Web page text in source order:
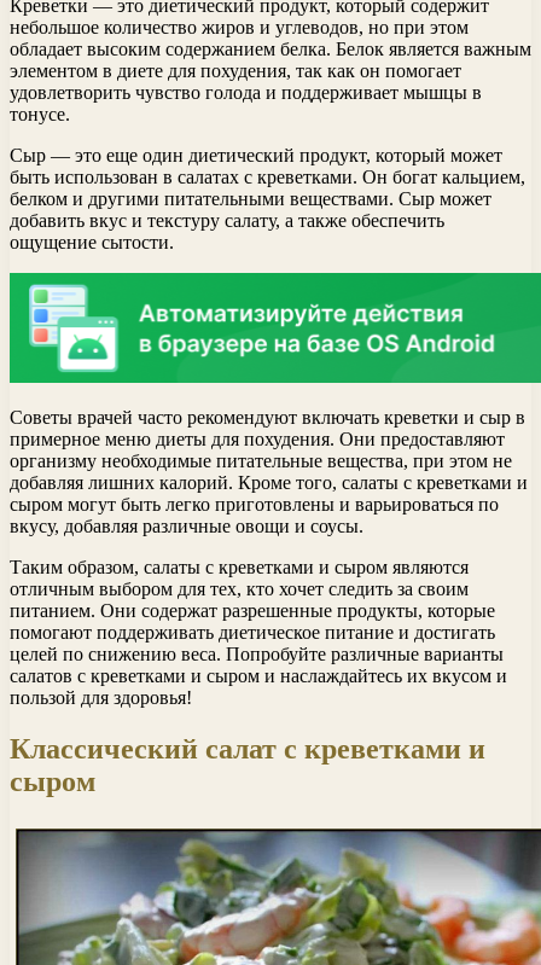
Креветки — это диетический продукт, который содержит
небольшое количество жиров и углеводов, но при этом
обладает высоким содержанием белка. Белок является важным
элементом в диете для похудения, так как он помогает
удовлетворить чувство голода и поддерживает мышцы в
тонусе.
Сыр — это еще один диетический продукт, который может
быть использован в салатах с креветками. Он богат кальцием,
белком и другими питательными веществами. Сыр может
добавить вкус и текстуру салату, а также обеспечить
ощущение сытости.
Советы врачей часто рекомендуют включать креветки и сыр в
примерное меню диеты для похудения. Они предоставляют
организму необходимые питательные вещества, при этом не
добавляя лишних калорий. Кроме того, салаты с креветками и
сыром могут быть легко приготовлены и варьироваться по
вкусу, добавляя различные овощи и соусы.
Таким образом, салаты с креветками и сыром являются
отличным выбором для тех, кто хочет следить за своим
питанием. Они содержат разрешенные продукты, которые
помогают поддерживать диетическое питание и достигать
целей по снижению веса. Попробуйте различные варианты
салатов с креветками и сыром и наслаждайтесь их вкусом и
пользой для здоровья!
Классический салат с креветками и
сыром